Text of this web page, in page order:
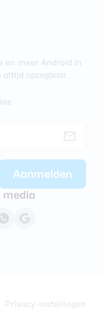
en meer Android in
opzegbaar.
media
Privacy-instellingen